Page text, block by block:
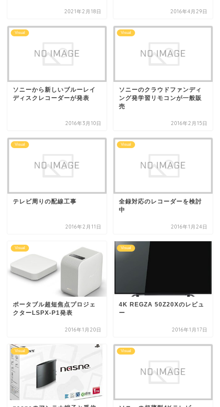
2021年2月18日 2016年4月29日
Visual
ソニーから新しいブルーレイ
ディスクレコーダーが発表
2016年3月10日
Visual
ソニーのクラウドファンディ
ング発学習リモコンが一般販
売
2016年2月15日
Visual
テレビ周りの配線工事
2016年2月11日
Visual
全録対応のレコーダーを検討
中
2016年1月24日
Visual
ポータブル超短焦点プロジェ
クターLSPX-P1発表
2016年1月20日
Visual
4K REGZA 50Z20Xのレビュ
ー
2016年1月17日
Visual Visual